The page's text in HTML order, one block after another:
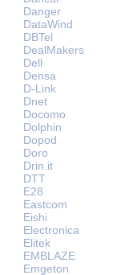
Danger
DataWind
DBTel
DealMakers
Dell
Densa
D-Link
Dnet
Docomo
Dolphin
Dopod
Doro
Drin.it
DTT
E28
Eastcom
Eishi
Electronica
Elitek
EMBLAZE
Emgeton